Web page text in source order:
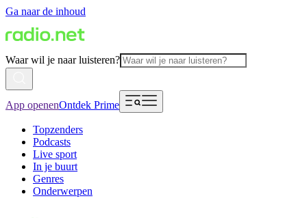
Ga naar de inhoud
Waar wil je naar luisteren?
App openenOntdek Prime
Topzenders
Podcasts
Live sport
In je buurt
Genres
Onderwerpen